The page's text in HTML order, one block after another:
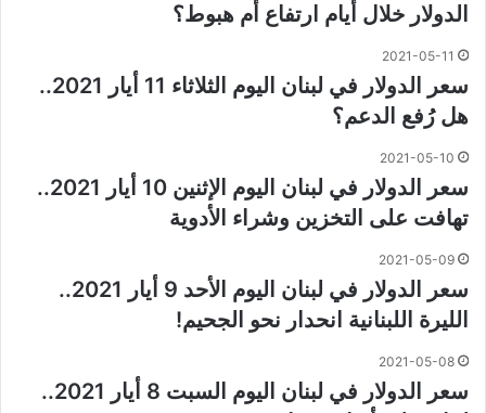
الدولار خلال أيام ارتفاع أم هبوط؟
2021-05-11
سعر الدولار في لبنان اليوم الثلاثاء 11 أيار 2021..
هل رُفع الدعم؟
2021-05-10
سعر الدولار في لبنان اليوم الإثنين 10 أيار 2021..
تهافت على التخزين وشراء الأدوية
2021-05-09
سعر الدولار في لبنان اليوم الأحد 9 أيار 2021..
الليرة اللبنانية انحدار نحو الجحيم!
2021-05-08
سعر الدولار في لبنان اليوم السبت 8 أيار 2021..